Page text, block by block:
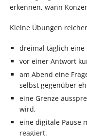
erkennen, wann
Kleine Übungen
dreimal täglich
vor einer Antwort
am Abend eine
selbst gegenüber
eine Grenze
wird,
eine digitale Pause
reagiert.